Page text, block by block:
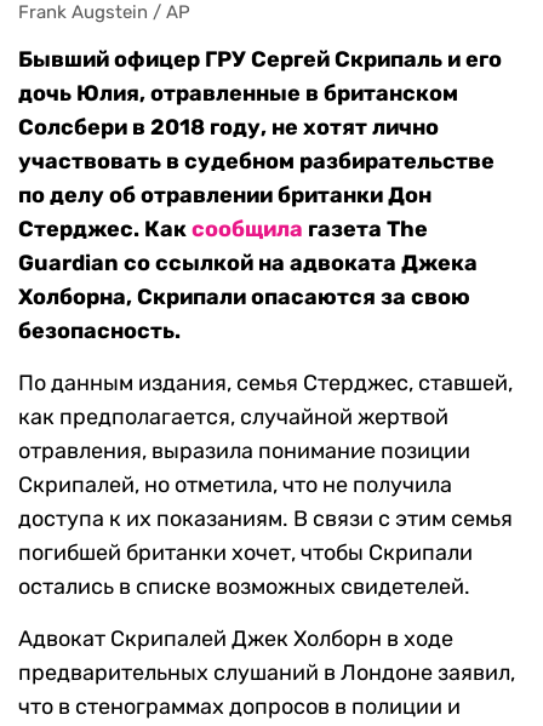
Frank Augstein / AP
Бывший офицер ГРУ Сергей Скрипаль и его
дочь Юлия, отравленные в британском
Солсбери в 2018 году, не хотят лично
участвовать в судебном разбирательстве
по делу об отравлении британки Дон
Стерджес. Каксообщила газета The
Guardian со ссылкой на адвоката Джека
Холборна, Скрипали опасаются за свою
безопасность.
По данным издания, семья Стерджес, ставшей,
как предполагается, случайной жертвой
отравления, выразила понимание позиции
Скрипалей, но отметила, что не получила
доступа к их показаниям. В связи с этим семья
погибшей британки хочет, чтобы Скрипали
остались в списке возможных свидетелей.
Адвокат Скрипалей Джек Холборн в ходе
предварительных слушаний в Лондоне заявил,
что в стенограммах допросов в полиции и